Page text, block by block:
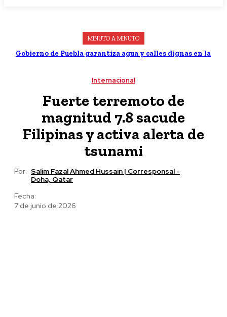
MINUTO A MINUTO
Gobierno de Puebla garantiza agua y calles dignas en la
Internacional
Fuerte terremoto de
magnitud 7.8 sacude
Filipinas y activa alerta de
tsunami
Por: Salim Fazal Ahmed Hussain | Corresponsal -
Doha, Qatar
Fecha:
7 de junio de 2026